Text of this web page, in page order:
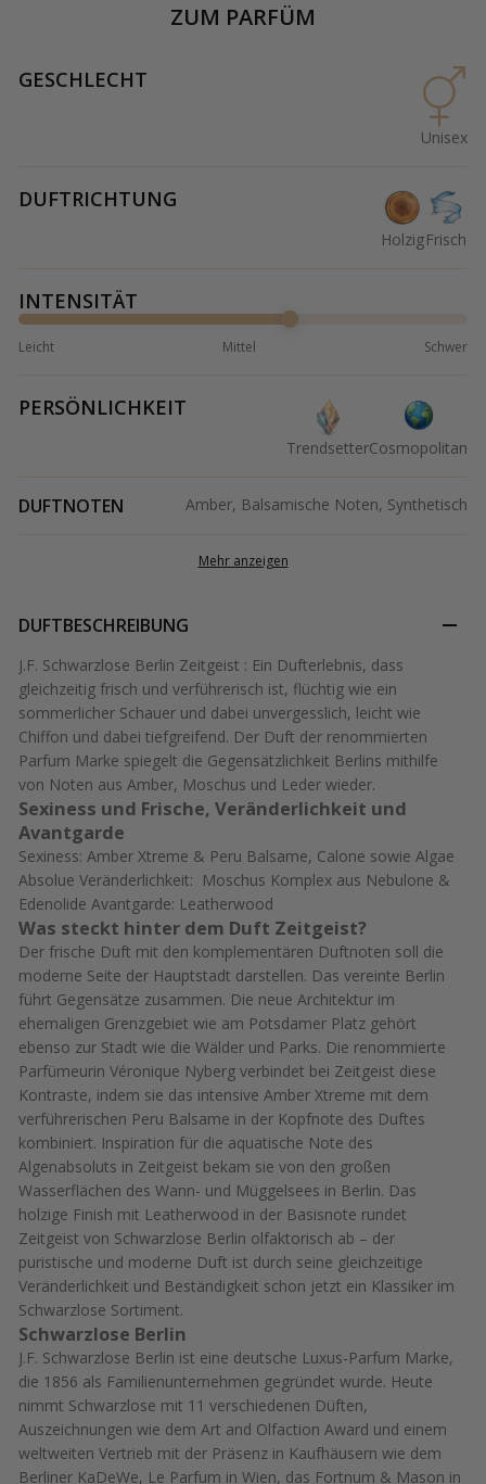
ZUM PARFÜM
GESCHLECHT
Unisex
DUFTRICHTUNG
HolzigFrisch
INTENSITÄT
Leicht Mittel Schwer
PERSÖNLICHKEIT
TrendsetterCosmopolitan
DUFTNOTEN Amber, Balsamische Noten, Synthetisch
Mehr anzeigen
DUFTBESCHREIBUNG
J.F. Schwarzlose Berlin Zeitgeist : Ein Dufterlebnis, dass
gleichzeitig frisch und verführerisch ist, flüchtig wie ein
sommerlicher Schauer und dabei unvergesslich, leicht wie
Chiffon und dabei tiefgreifend. Der Duft der renommierten
Parfum Marke spiegelt die Gegensätzlichkeit Berlins mithilfe
von Noten aus Amber, Moschus und Leder wieder.
Sexiness und Frische, Veränderlichkeit und
Avantgarde
Sexiness: Amber Xtreme & Peru Balsame, Calone sowie Algae
Absolue Veränderlichkeit: Moschus Komplex aus Nebulone &
Edenolide Avantgarde: Leatherwood
Was steckt hinter dem Duft Zeitgeist?
Der frische Duft mit den komplementären Duftnoten soll die
moderne Seite der Hauptstadt darstellen. Das vereinte Berlin
führt Gegensätze zusammen. Die neue Architektur im
ehemaligen Grenzgebiet wie am Potsdamer Platz gehört
ebenso zur Stadt wie die Wälder und Parks. Die renommierte
Parfümeurin Véronique Nyberg verbindet bei Zeitgeist diese
Kontraste, indem sie das intensive Amber Xtreme mit dem
verführerischen Peru Balsame in der Kopfnote des Duftes
kombiniert. Inspiration für die aquatische Note des
Algenabsoluts in Zeitgeist bekam sie von den großen
Wasserflächen des Wann- und Müggelsees in Berlin. Das
holzige Finish mit Leatherwood in der Basisnote rundet
Zeitgeist von Schwarzlose Berlin olfaktorisch ab – der
puristische und moderne Duft ist durch seine gleichzeitige
Veränderlichkeit und Beständigkeit schon jetzt ein Klassiker im
Schwarzlose Sortiment.
Schwarzlose Berlin
J.F. Schwarzlose Berlin ist eine deutsche Luxus-Parfum Marke,
die 1856 als Familienunternehmen gegründet wurde. Heute
nimmt Schwarzlose mit 11 verschiedenen Düften,
Auszeichnungen wie dem Art and Olfaction Award und einem
weltweiten Vertrieb mit der Präsenz in Kaufhäusern wie dem
Berliner KaDeWe, Le Parfum in Wien, das Fortnum & Mason in